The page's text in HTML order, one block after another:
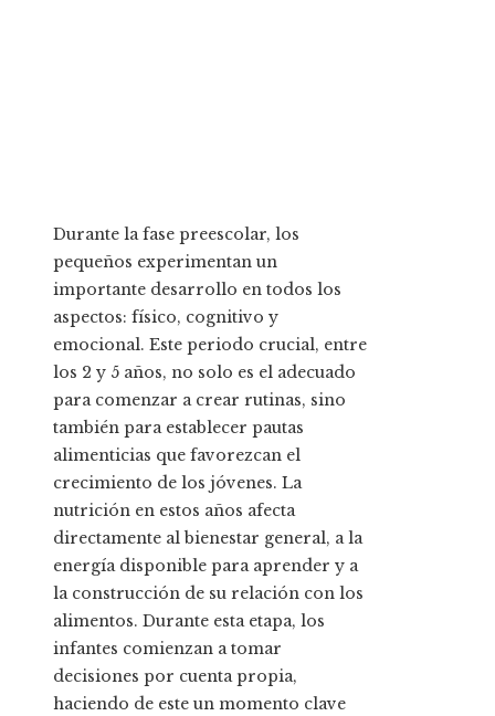
Durante la fase preescolar, los
pequeños experimentan un
importante desarrollo en todos los
aspectos: físico, cognitivo y
emocional. Este periodo crucial, entre
los 2 y 5 años, no solo es el adecuado
para comenzar a crear rutinas, sino
también para establecer pautas
alimenticias que favorezcan el
crecimiento de los jóvenes. La
nutrición en estos años afecta
directamente al bienestar general, a la
energía disponible para aprender y a
la construcción de su relación con los
alimentos. Durante esta etapa, los
infantes comienzan a tomar
decisiones por cuenta propia,
haciendo de este un momento clave